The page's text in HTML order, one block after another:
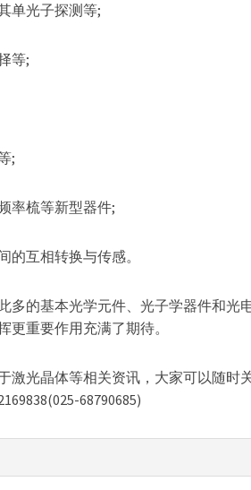
单光子探测等;
等;
;
率梳等新型器件;
互相转换与传感。
多的基本光学元件、光子学器件和光
重要作用充满了期待。
激光晶体等相关资讯，大家可以随时
68790685)